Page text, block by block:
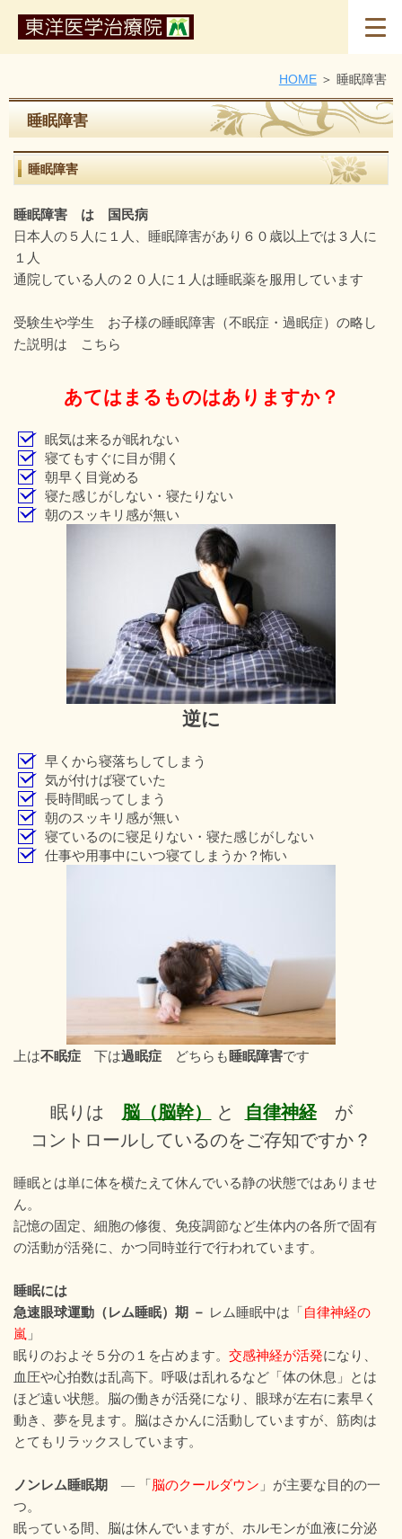
HOME 睡眠障害
睡眠障害
睡眠障害
睡眠障害 は 国民病
日本人の５人に１人、睡眠障害があり６０歳以上では３人に
１人
通院している人の２０人に１人は睡眠薬を服用しています
受験生や学生 お子様の睡眠障害（不眠症・過眠症）の略し
た説明は こちら
あてはまるものはありますか？
眠気は来るが眠れない
寝てもすぐに目が開く
朝早く目覚める
寝た感じがしない・寝たりない
朝のスッキリ感が無い
逆に
早くから寝落ちしてしまう
気が付けば寝ていた
長時間眠ってしまう
朝のスッキリ感が無い
寝ているのに寝足りない・寝た感じがしない
仕事や用事中にいつ寝てしまうか？怖い
上は不眠症 下は過眠症 どちらも睡眠障害です
眠りは 脳（脳幹） と 自律神経が
コントロールしているのをご存知ですか？
睡眠とは単に体を横たえて休んでいる静の状態ではありませ
ん。
記憶の固定、細胞の修復、免疫調節など生体内の各所で固有
の活動が活発に、かつ同時並行で行われています。
睡眠には
急速眼球運動（レム睡眠）期 － レム睡眠中は「自律神経の
嵐 」
眠りのおよそ５分の１を占めます。 交感神経が活発になり、
血圧や心拍数は乱高下。呼吸は乱れるなど「体の休息」とは
ほど遠い状態。脳の働きが活発になり、眼球が左右に素早く
動き、夢を見ます。脳はさかんに活動していますが、筋肉は
とてもリラックスしています。
ノンレム睡眠期 ― 「脳のクールダウン 」が主要な目的の一
つ。
眠っている間、脳は休んでいますが、ホルモンが血液に分泌